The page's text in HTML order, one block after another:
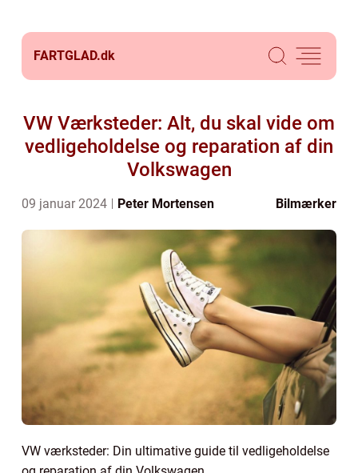
FARTGLAD.dk
VW Værksteder: Alt, du skal vide om
vedligeholdelse og reparation af din
Volkswagen
09 januar 2024 Peter Mortensen Bilmærker
VW værksteder: Din ultimative guide til vedligeholdelse